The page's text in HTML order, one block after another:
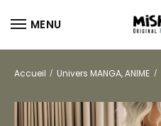
MENU
Accueil / Univers MANGA, ANIME /